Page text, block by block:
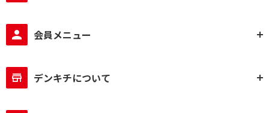
会員メニュー
デンキチについて